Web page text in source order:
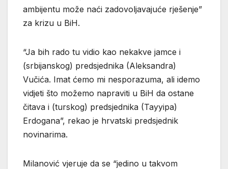
ambijentu može naći zadovoljavajuće rješenje”
za krizu u BiH.
“Ja bih rado tu vidio kao nekakve jamce i
(srbijanskog) predsjednika (Aleksandra)
Vučića. Imat ćemo mi nesporazuma, ali idemo
vidjeti što možemo napraviti u BiH da ostane
čitava i (turskog) predsjednika (Tayyipa)
Erdogana”, rekao je hrvatski predsjednik
novinarima.
Milanović vjeruje da se “jedino u takvom